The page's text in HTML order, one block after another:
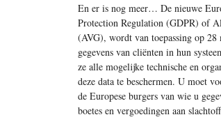
En er is nog meer… De nieuwe
Protection Regulation (GDPR) of
(AVG), wordt van toepassing op
gegevens van cliënten in hun
ze alle mogelijke technische en
deze data te beschermen. U moet
de Europese burgers van wie u
boetes en vergoedingen aan